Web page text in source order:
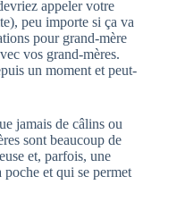
appeler votre
peu importe si ça va
pour grand-mère
vos grand-mères.
un moment et peut-
jamais de câlins ou
sont beaucoup de
et, parfois, une
poche et qui se permet